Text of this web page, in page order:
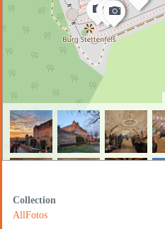
Collection
AllFotos